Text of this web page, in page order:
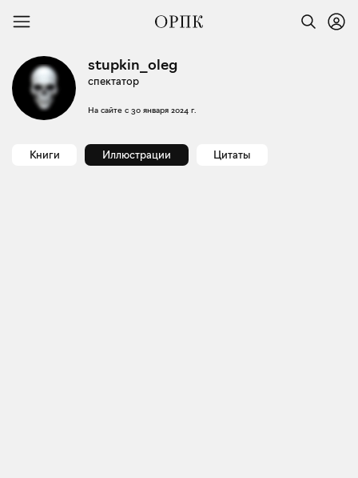
stupkin_oleg
спектатор
На сайте с 30 января 2024 г.
Книги Иллюстрации Цитаты